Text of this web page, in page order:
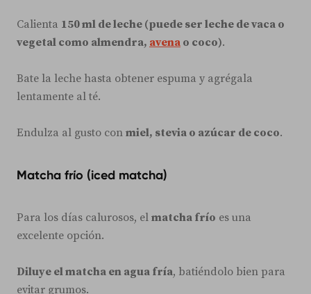
Calienta 150 ml de leche (puede ser leche de vaca o
vegetal como almendra, avena o coco).
Bate la leche hasta obtener espuma y agrégala
lentamente al té.
Endulza al gusto con miel, stevia o azúcar de coco.
Matcha frío (iced matcha)
Para los días calurosos, el matcha frío es una
excelente opción.
Diluye el matcha en agua fría, batiéndolo bien para
evitar grumos.